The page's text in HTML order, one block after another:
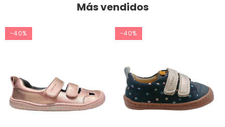
Más vendidos
-40% -40%